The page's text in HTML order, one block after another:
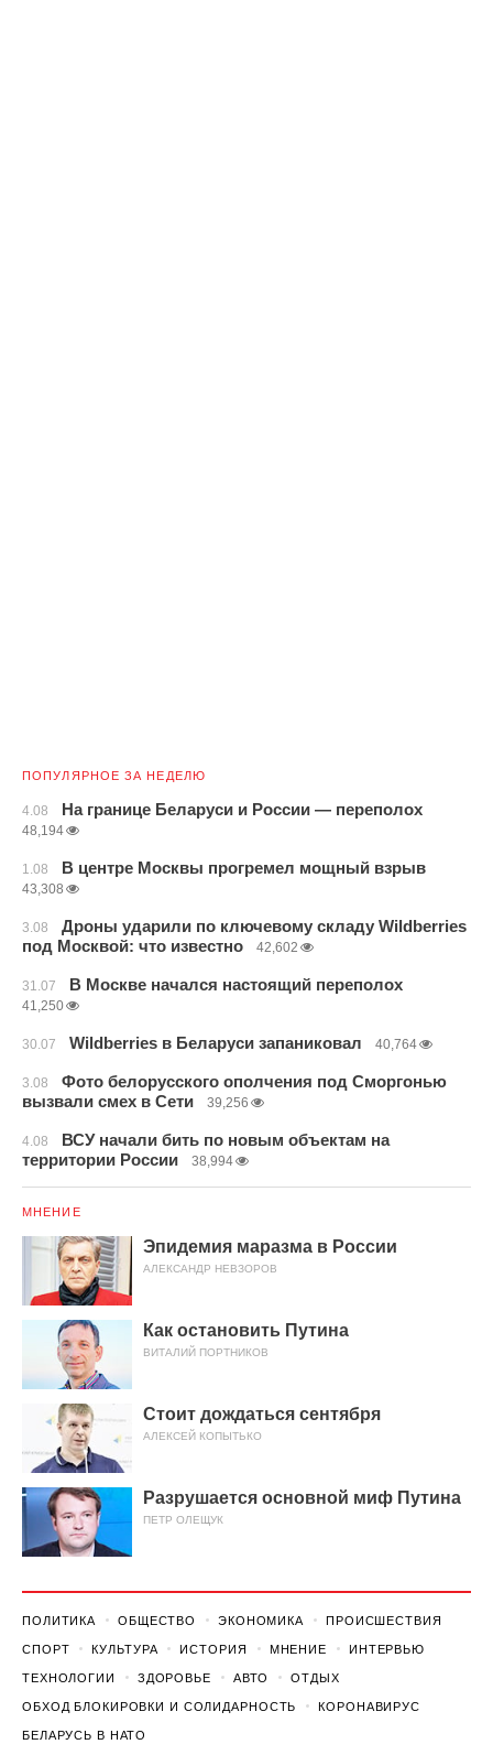
ПОПУЛЯРНОЕ ЗА НЕДЕЛЮ
4.08 На границе Беларуси и России — переполох
48,194
1.08 В центре Москвы прогремел мощный взрыв
43,308
3.08
Дроны ударили по ключевому складу Wildberries
под Москвой: что известно
42,602
31.07 В Москве начался настоящий переполох
41,250
30.07 Wildberries в Беларуси запаниковал 40,764
3.08
Фото белорусского ополчения под Сморгонью
вызвали смех в Сети
39,256
4.08
ВСУ начали бить по новым объектам на
территории России
38,994
МНЕНИЕ
Эпидемия маразма в России
АЛЕКСАНДР НЕВЗОРОВ
Как остановить Путина
ВИТАЛИЙ ПОРТНИКОВ
Стоит дождаться сентября
АЛЕКСЕЙ КОПЫТЬКО
Разрушается основной миф Путина
ПЕТР ОЛЕЩУК
ПОЛИТИКА ОБЩЕСТВО ЭКОНОМИКА ПРОИСШЕСТВИЯ
СПОРТ КУЛЬТУРА ИСТОРИЯ МНЕНИЕ ИНТЕРВЬЮ
ТЕХНОЛОГИИ ЗДОРОВЬЕ АВТО ОТДЫХ
ОБХОД БЛОКИРОВКИ И СОЛИДАРНОСТЬ КОРОНАВИРУС
БЕЛАРУСЬ В НАТО